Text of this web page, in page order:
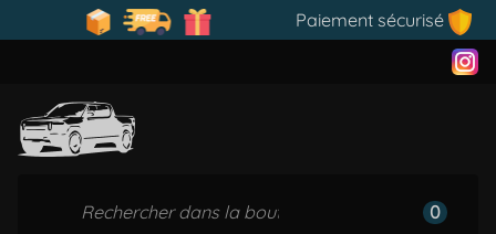
Paiement sécurisé
0